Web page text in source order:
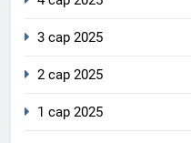
3 сар 2025
2 сар 2025
1 сар 2025